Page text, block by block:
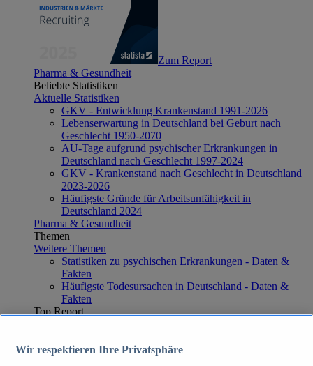
Zum Report
Pharma & Gesundheit
Beliebte Statistiken
Aktuelle Statistiken
GKV - Entwicklung Krankenstand 1991-2026
Lebenserwartung in Deutschland bei Geburt nach
Geschlecht 1950-2070
AU-Tage aufgrund psychischer Erkrankungen in
Deutschland nach Geschlecht 1997-2024
GKV - Krankenstand nach Geschlecht in Deutschland
2023-2026
Häufigste Gründe für Arbeitsunfähigkeit in
Deutschland 2024
Pharma & Gesundheit
Themen
Weitere Themen
Statistiken zu psychischen Erkrankungen - Daten &
Fakten
Häufigste Todesursachen in Deutschland - Daten &
Fakten
Top Report
Wir respektieren Ihre Privatsphäre